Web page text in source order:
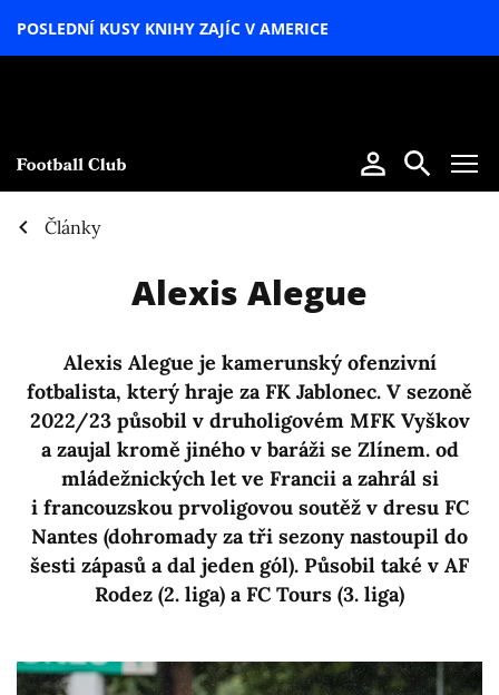
POSLEDNÍ KUSY KNIHY ZAJÍC V AMERICE
Články
Alexis Alegue
Alexis Alegue je kamerunský ofenzivní
fotbalista, který hraje za FK Jablonec. V sezoně
2022/23 působil v druholigovém MFK Vyškov
a zaujal kromě jiného v baráži se Zlínem. od
mládežnických let ve Francii a zahrál si
i francouzskou prvoligovou soutěž v dresu FC
Nantes (dohromady za tři sezony nastoupil do
šesti zápasů a dal jeden gól). Působil také v AF
Rodez (2. liga) a FC Tours (3. liga)